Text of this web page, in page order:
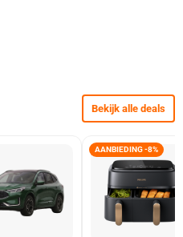
Bekijk alle deals
AANBIEDING -8%